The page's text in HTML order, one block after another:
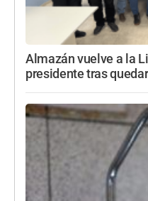
Almazán vuelve a la
presidente tras